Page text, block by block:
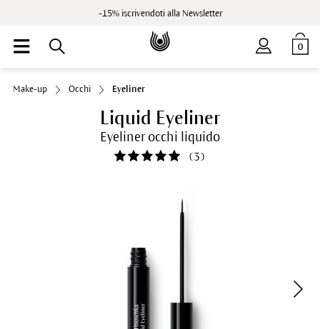
-15% iscrivendoti alla Newsletter
0
Make-up Occhi Eyeliner
Liquid Eyeliner
Eyeliner occhi liquido
(3)